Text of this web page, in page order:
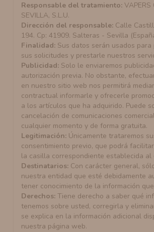
Responsable del tratamiento: VAPERS
SEVILLA, S.L.U.
Dirección del responsable: Calle
194. Cp: 41909. Salteras - Sevilla
Finalidad: Sus datos serán usados
sus solicitudes y prestarle nuestros
Publicidad: Solo le enviaremos
autorización previa. No obstante,
en nuestro sitio web nos permitirá
contractual informarle y ofrecerle
a los artículos que ha adquirido. Puede
cancelación de comunicaciones
cualquier momento y de forma gratuita.
Legitimación: Únicamente trataremos
consentimiento previo, que podrá
la casilla correspondiente establecida al
Destinatarios: Con carácter general,
nuestra entidad que esté debidamente
tener conocimiento de la información
Derechos: Tiene derecho a saber qué
tenemos sobre usted, corregirla y
se explica en la información adicional
nuestra página web.